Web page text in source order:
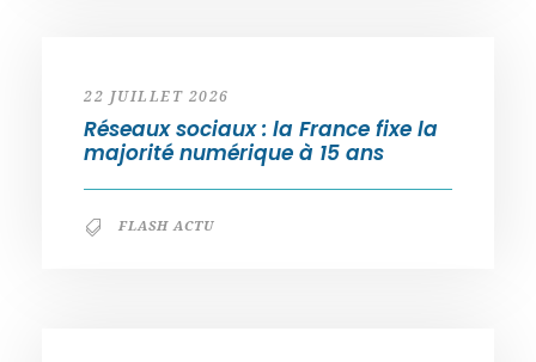
22 JUILLET 2026
Réseaux sociaux : la France fixe la
majorité numérique à 15 ans
FLASH ACTU